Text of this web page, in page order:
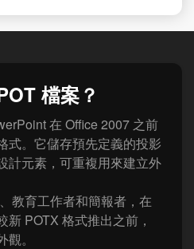
檔案？
在 Office 2007 之前
式。它儲存預先定義的投影
計元素，可重複用來建立外
教育工作者和簡報者，在
POTX 格式推出之前，
。